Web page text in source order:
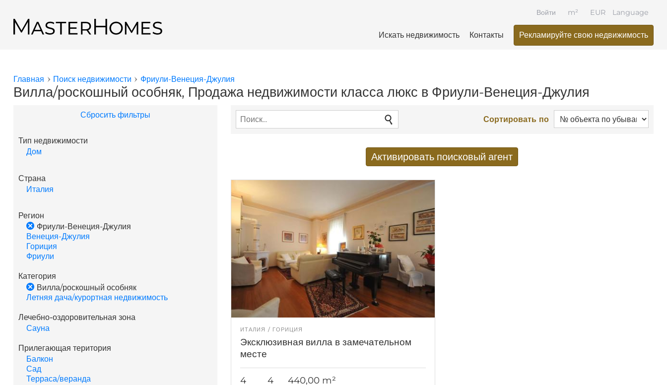
Language
Искать недвижимость Контакты Рекламируйте свою недвижимость
Войти EUR
m²
Назад к результатам поиска
Вы здесь
Главная Поиск недвижимости Фриули-Венеция-Джулия
Вилла/роскошный особняк, Продажа недвижимости класса люкс в Фриули-Венеция-Джулия
Сбросить фильтры
Тип недвижимости
Дом
Страна
Италия
Регион
Фриули-Венеция-Джулия
Венеция-Джулия
Гориция
Фриули
Категория
Вилла/роскошный особняк
Летняя дача/курортная недвижимость
Лечебно-оздоровительная зона
Сауна
Прилегающая територия
Балкон
Сад
Терраса/веранда
Сортировать по
Активировать поисковый агент
E-mail адрес
ИТАЛИЯ ГОРИЦИЯ
Эксклюзивная вилла в замечательном
месте
4 4 440,00 m²